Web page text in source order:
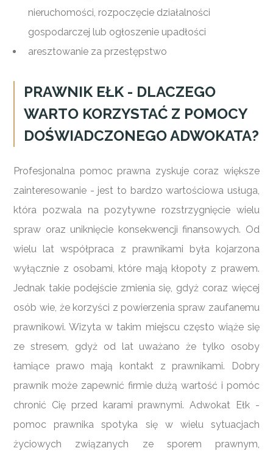
nieruchomości, rozpoczęcie działalności
gospodarczej lub ogłoszenie upadłości
aresztowanie za przestępstwo
PRAWNIK EŁK - DLACZEGO
WARTO KORZYSTAĆ Z POMOCY
DOŚWIADCZONEGO ADWOKATA?
Profesjonalna pomoc prawna zyskuje coraz większe
zainteresowanie - jest to bardzo wartościowa usługa,
która pozwala na pozytywne rozstrzygnięcie wielu
spraw oraz uniknięcie konsekwencji finansowych. Od
wielu lat współpraca z prawnikami była kojarzona
wyłącznie z osobami, które mają kłopoty z prawem.
Jednak takie podejście zmienia się, gdyż coraz więcej
osób wie, że korzyści z powierzenia spraw zaufanemu
prawnikowi. Wizyta w takim miejscu często wiąże się
ze stresem, gdyż od lat uważano że tylko osoby
łamiące prawo mają kontakt z prawnikami. Dobry
prawnik może zapewnić firmie dużą wartość i pomóc
chronić Cię przed karami prawnymi. Adwokat Ełk -
pomoc prawnika spotyka się w wielu sytuacjach
życiowych związanych ze sporem prawnym,